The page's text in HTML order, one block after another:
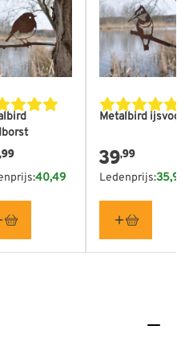
,99
40,49
Metalbird
39,99
Ledenprijs:35,99